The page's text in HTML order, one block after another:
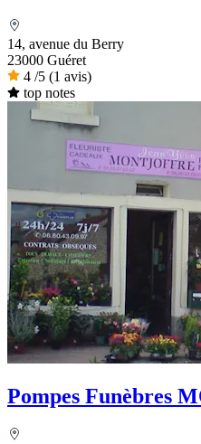
14, avenue du Berry
23000 Guéret
4 /5 (1 avis)
top notes
Pompes Funèbres